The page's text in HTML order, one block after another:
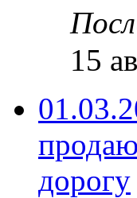
15
дорогу